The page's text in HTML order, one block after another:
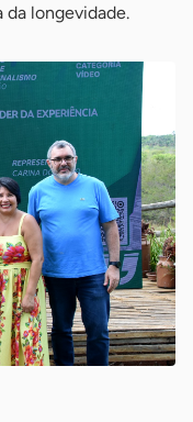
longevidade.